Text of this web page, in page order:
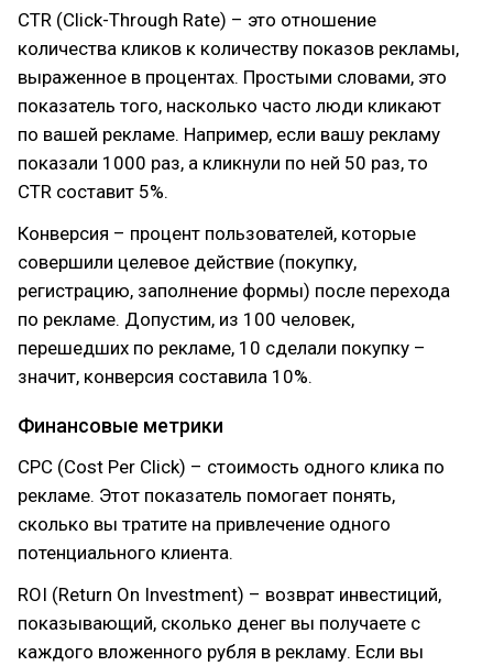
CTR (Click-Through Rate) – это отношение
количества кликов к количеству показов рекламы,
выраженное в процентах. Простыми словами, это
показатель того, насколько часто люди кликают
по вашей рекламе. Например, если вашу рекламу
показали 1000 раз, а кликнули по ней 50 раз, то
CTR составит 5%.
Конверсия – процент пользователей, которые
совершили целевое действие (покупку,
регистрацию, заполнение формы) после перехода
по рекламе. Допустим, из 100 человек,
перешедших по рекламе, 10 сделали покупку –
значит, конверсия составила 10%.
Финансовые метрики
CPC (Cost Per Click) – стоимость одного клика по
рекламе. Этот показатель помогает понять,
сколько вы тратите на привлечение одного
потенциального клиента.
ROI (Return On Investment) – возврат инвестиций,
показывающий, сколько денег вы получаете с
каждого вложенного рубля в рекламу. Если вы